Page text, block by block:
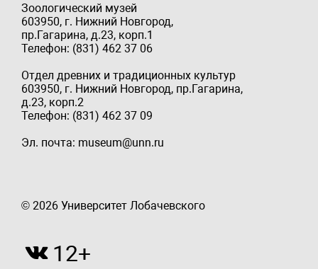
Зоологический музей
603950, г. Нижний Новгород,
пр.Гагарина, д.23, корп.1
Телефон: (831) 462 37 06
Отдел древних и традиционных культур
603950, г. Нижний Новгород, пр.Гагарина,
д.23, корп.2
Телефон: (831) 462 37 09
Эл. почта: museum@unn.ru
© 2026 Университет Лобачевского
12+